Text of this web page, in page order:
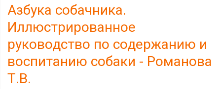
Азбука собачника.
Иллюстрированное
руководство по содержанию и
воспитанию собаки - Романова
Т.В.